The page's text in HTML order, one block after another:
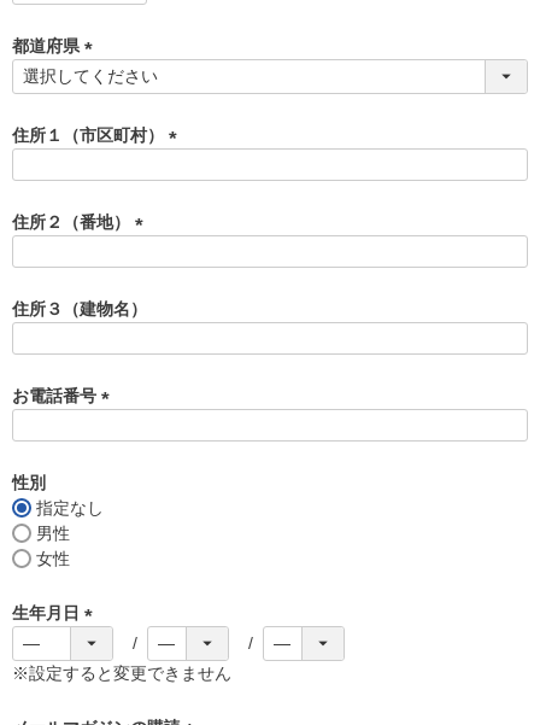
須
)
都道府県
(
須
)
住所１（市区町村）
)
住所２（番地）
須
)
住所３（建物名）
お電話番号
性別
指定なし
男性
女性
生年月日
(
必
)
※設定すると変更できません